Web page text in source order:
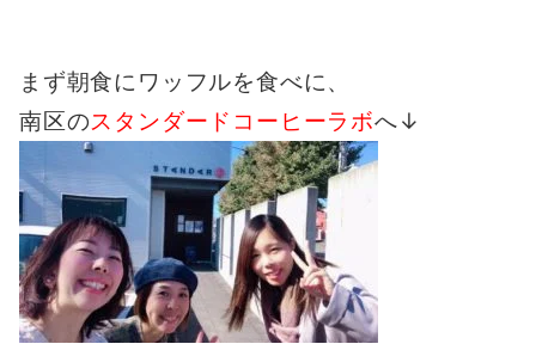
まず朝食にワッフルを食べに、
南区のスタンダードコーヒーラボへ↓